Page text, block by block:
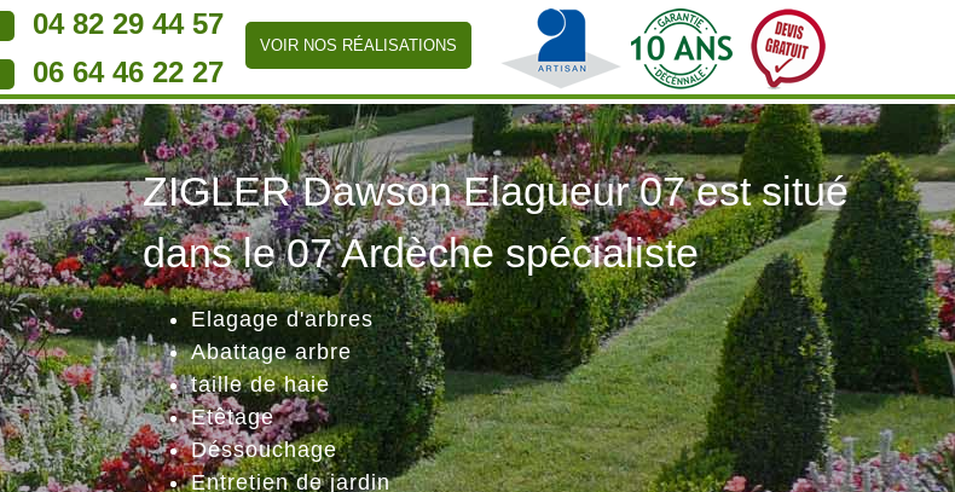
04 82 29 44 57
06 64 46 22 27
VOIR NOS RÉALISATIONS
ZIGLER Dawson Elagueur 07 est situé
dans le 07 Ardèche spécialiste
Elagage d'arbres
Abattage arbre
taille de haie
Etêtage
Déssouchage
Entretien de jardin